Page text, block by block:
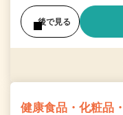
後で見る
健康食品・化粧品